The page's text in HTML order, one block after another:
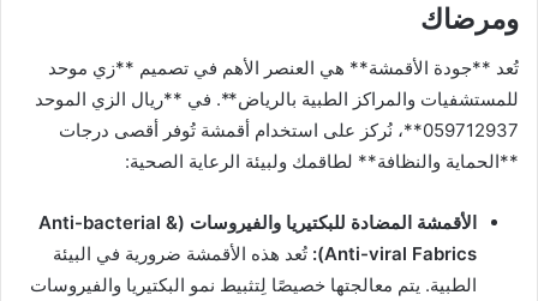
ومرضاك
تُعد **جودة الأقمشة** هي العنصر الأهم في تصميم **زي موحد
للمستشفيات والمراكز الطبية بالرياض**. في **ريال الزي الموحد
059712937**، نُركز على استخدام أقمشة تُوفر أقصى درجات
**الحماية والنظافة** لطاقمك ولبيئة الرعاية الصحية:
الأقمشة المضادة للبكتيريا والفيروسات (Anti-bacterial &
Anti-viral Fabrics):
تُعد هذه الأقمشة ضرورية في البيئة
الطبية. يتم معالجتها خصيصًا لِتثبيط نمو البكتيريا والفيروسات